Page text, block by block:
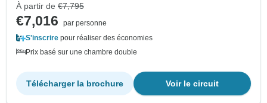
À partir de €7,795
€7,016
par personne
S'inscrire pour réaliser des économies
Prix basé sur une chambre double
Voir le circuit
Télécharger la brochure